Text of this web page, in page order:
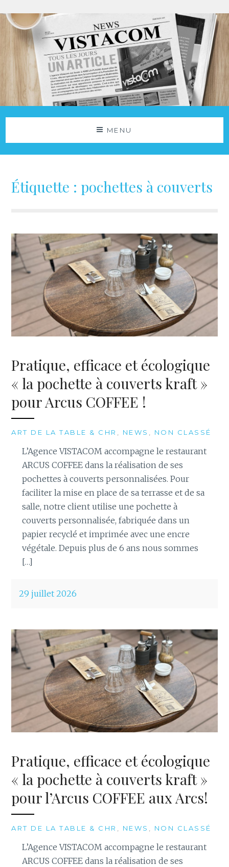
Aller
au
contenu
Agence Vistacom
NOS ACTUS
MENU
Étiquette : pochettes à couverts
Pratique, efficace et écologique
« la pochette à couverts kraft »
pour Arcus COFFEE !
ART DE LA TABLE & CHR , NEWS , NON CLASSÉ
L’Agence VISTACOM accompagne le restaurant
ARCUS COFFEE dans la réalisation de ses
pochettes à couverts personnalisées. Pour
faciliter la mise en place de sa terrasse et de sa
salle, notre client utilise une pochette à
couverts personnalisée, fabriquée dans un
papier recyclé et imprimée avec une encre
végétale. Depuis plus de 6 ans nous sommes
[…]
29 juillet 2026
Pratique, efficace et écologique
« la pochette à couverts kraft »
pour l’Arcus COFFEE aux Arcs!
ART DE LA TABLE & CHR , NEWS , NON CLASSÉ
L’Agence VISTACOM accompagne le restaurant
ARCUS COFFEE dans la réalisation de ses